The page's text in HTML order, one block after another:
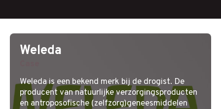
Weleda
Weleda is een bekend merk bij de drogist. De
producent van natuurlijke verzorgingsproducten
en antroposofische (zelfzorg)geneesmiddelen